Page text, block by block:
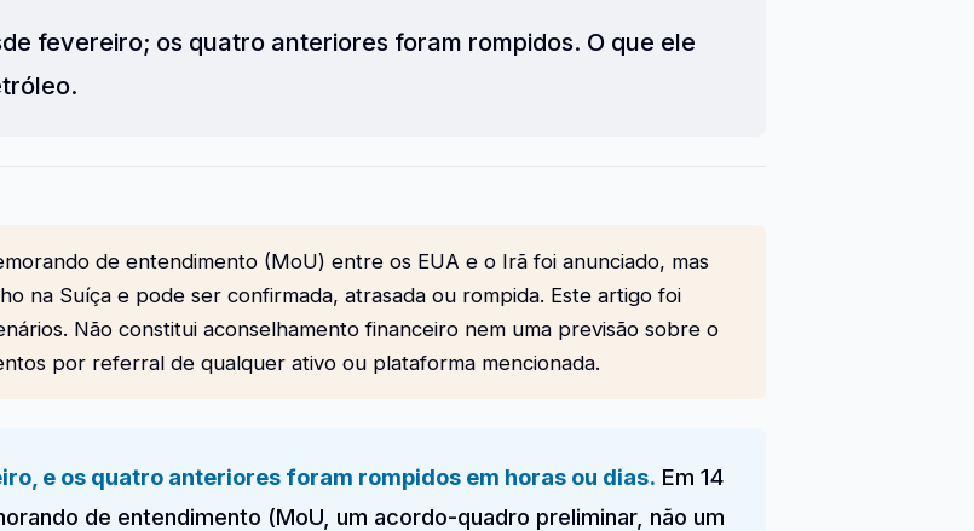
fevereiro; os quatro anteriores foram rompidos. O que ele
de entendimento (MoU) entre os EUA e o Irã foi anunciado, mas
na Suíça e pode ser confirmada, atrasada ou rompida. Este artigo foi
Não constitui aconselhamento financeiro nem uma previsão sobre o
por referral de qualquer ativo ou plataforma mencionada.
e os quatro anteriores foram rompidos em horas ou dias. Em 14
de entendimento (MoU, um acordo-quadro preliminar, não um